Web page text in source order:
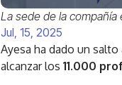
La sede de la compañía
Jul, 15, 2025
Ayesa ha dado un
alcanzar los11.000